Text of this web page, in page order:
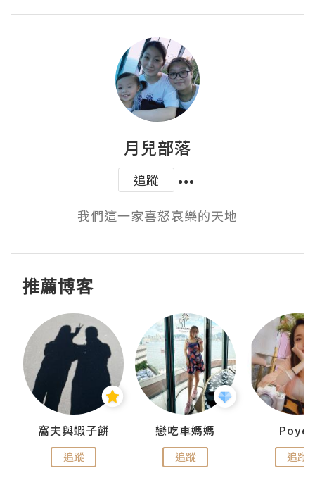
月兒部落
追蹤
我們這一家喜怒哀樂的天地
推薦博客
窩夫與蝦子餅
追蹤
戀吃車媽媽
追蹤 追蹤